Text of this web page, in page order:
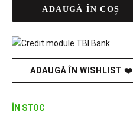
ADAUGĂ ÎN COȘ
ADAUGĂ ÎN WISHLIST ❤️
ÎN STOC